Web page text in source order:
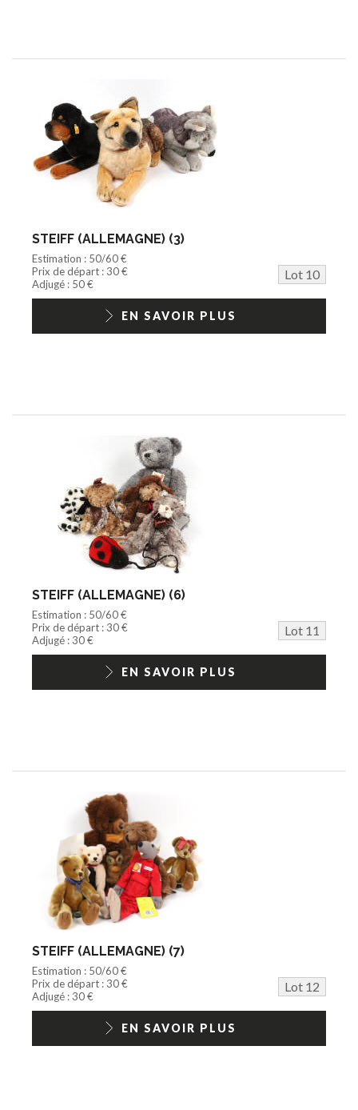
STEIFF (ALLEMAGNE) (3)
Estimation : 50/60 €
Prix de départ : 30 €
Lot 10
Adjugé : 50 €
EN SAVOIR PLUS
STEIFF (ALLEMAGNE) (6)
Estimation : 50/60 €
Prix de départ : 30 €
Lot 11
Adjugé : 30 €
EN SAVOIR PLUS
STEIFF (ALLEMAGNE) (7)
Estimation : 50/60 €
Prix de départ : 30 €
Lot 12
Adjugé : 30 €
EN SAVOIR PLUS